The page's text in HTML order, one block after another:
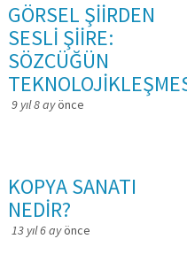
GÖRSEL ŞİİRDEN
SESLİ ŞİİRE:
SÖZCÜĞÜN
9 yıl 8 ayönce
KOPYA SANATI
NEDİR?
13 yıl 6 ayönce